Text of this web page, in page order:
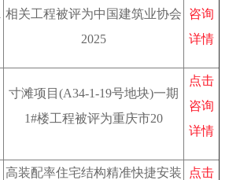
相关工程被评为中国建筑业协会
2025
咨询
详情
寸滩项目(A34-1-19号地块)一期
1#楼工程被评为重庆市20
点击
咨询
详情
高装配率住宅结构精准快捷安装
点击